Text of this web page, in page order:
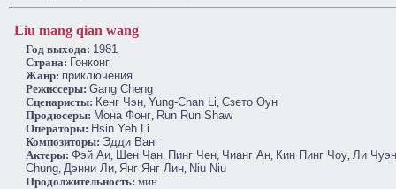
Liu mang qian wang
Год выхода: 1981
Cтрана:
Гонконг
Жанр: приключения
Режиссеры: Gang Cheng
Сценаристы: Кенг Чэн, Yung-Chan Li, Сзето Оун
Продюсеры: Мона Фонг, Run Run Shaw
Операторы: Hsin Yeh Li
Композиторы: Эдди Ванг
Актеры: Фэй Аи, Шен Чан, Пинг Чен, Чианг Ан, Кин Пинг Чоу, Ли
Chung, Дэнни Ли, Янг Янг Лин, Niu Niu
Продолжительность: мин